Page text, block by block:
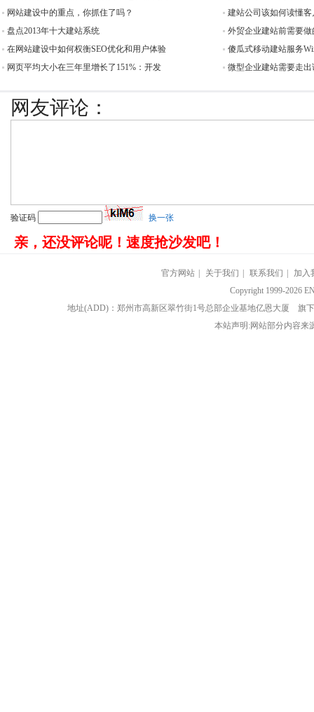
网站建设中的重点，你抓住了吗？
盘点2013年十大建站系统
在网站建设中如何权衡SEO优化和用户体验
网页平均大小在三年里增长了151%：开发
建站公司该如何读懂
外贸企业建站前需要做
傻瓜式移动建站服务
微型企业建站需要走出
网友评论：
验证码 换一张
亲，还没评论呢！速度抢沙发吧！
官方网站 关于我们 联系我们
加入
Copyright 1999-2026
地址(ADD)：郑州市高新区翠竹街1号总部企业基地亿恩大厦 旗
本站声明:网站部分内容来